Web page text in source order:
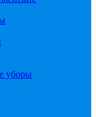
уборы